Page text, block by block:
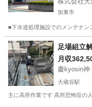
加東市
■下水道処理施設でのメンテナ
兵庫 加東市 その他
足場組立
月収
慶kyosin神
大蔵谷駅
主に高所作業です 高所恐怖症の